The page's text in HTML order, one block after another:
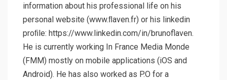
information about his professional life on his
personal website (www.ﬂaven.fr) or his linkedin
proﬁle: https://www.linkedin.com/in/brunoflaven.
He is currently working In France Media Monde
(FMM) mostly on mobile applications (iOS and
Android). He has also worked as P.O for a